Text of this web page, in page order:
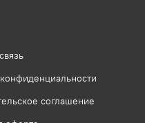
соглашение